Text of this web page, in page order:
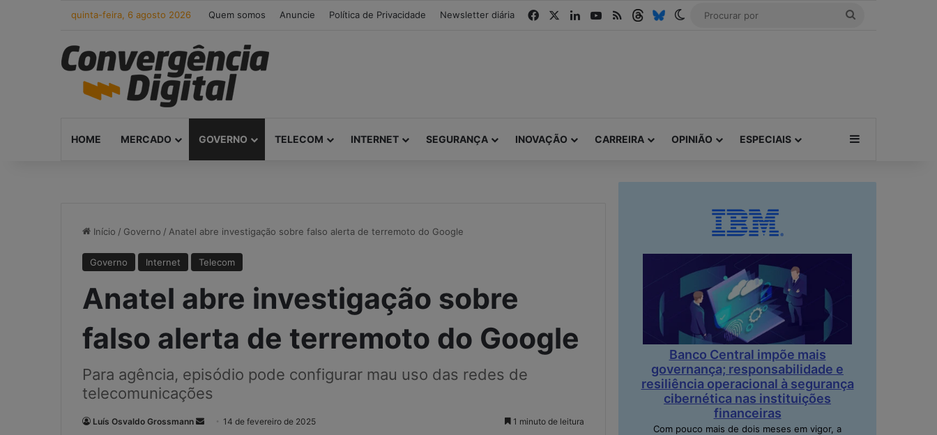
quinta-feira, 6 agosto 2026 Quem somos Anuncie Política de Privacidade Newsletter diária FacebookLinkedinYouTube
RSS ThreadsBlueskySwitch skin
HOME MERCADO GOVERNO TELECOM INTERNET SEGURANÇA INOVAÇÃO CARREIRA OPINIÃO ESPECIAIS Barra Lateral
Início / Governo / Anatel abre investigação sobre falso alerta de terremoto do Google
Governo Internet Telecom
Anatel abre investigação sobre
falso alerta de terremoto do Google
Para agência, episódio pode configurar mau uso das redes de
telecomunicações
Luís Osvaldo Grossmann
Mande14 de fevereiro de 2025 1 minuto de leitura
Banco Central impõe mais
governança; responsabilidade e
resiliência operacional à segurança
cibernética nas instituições
financeiras
Com pouco mais de dois meses em vigor, a